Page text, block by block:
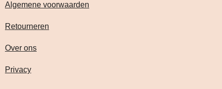
Algemene voorwaarden
Retourneren
Over ons
Privacy